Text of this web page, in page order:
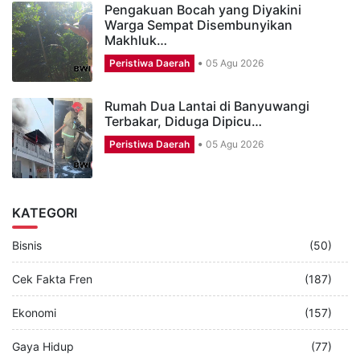
Pengakuan Bocah yang Diyakini
Warga Sempat Disembunyikan
Makhluk…
Peristiwa Daerah 05 Agu 2026
Rumah Dua Lantai di Banyuwangi
Terbakar, Diduga Dipicu…
Peristiwa Daerah 05 Agu 2026
KATEGORI
Bisnis (50)
Cek Fakta Fren (187)
Ekonomi (157)
Gaya Hidup (77)